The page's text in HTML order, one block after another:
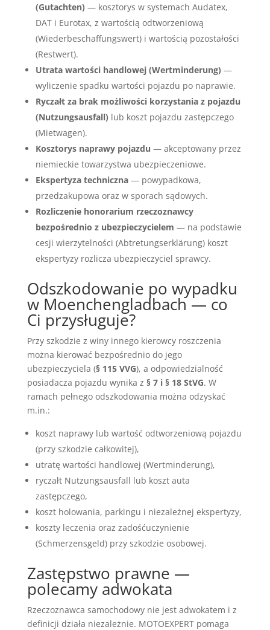
(Gutachten) — kosztorys w systemach Audatex,
DAT i Eurotax, z wartością odtworzeniową
(Wiederbeschaffungswert) i wartością pozostałości
(Restwert).
Utrata wartości handlowej (Wertminderung) —
wyliczenie spadku wartości pojazdu po naprawie.
Ryczałt za brak możliwości korzystania z pojazdu
(Nutzungsausfall) lub koszt pojazdu zastępczego
(Mietwagen).
Kosztorys naprawy pojazdu — akceptowany przez
niemieckie towarzystwa ubezpieczeniowe.
Ekspertyza techniczna— powypadkowa,
przedzakupowa oraz w sporach sądowych.
Rozliczenie honorarium rzeczoznawcy
bezpośrednio z ubezpieczycielem — na podstawie
cesji wierzytelności (Abtretungserklärung) koszt
ekspertyzy rozlicza ubezpieczyciel sprawcy.
Odszkodowanie po wypadku
w Moenchengladbach — co
Ci przysługuje?
Przy szkodzie z winy innego kierowcy roszczenia
można kierować bezpośrednio do jego
ubezpieczyciela (§ 115 VVG), a odpowiedzialność
posiadacza pojazdu wynika z § 7 i § 18 StVG. W
ramach pełnego odszkodowania można odzyskać
m.in.:
koszt naprawy lub wartość odtworzeniową pojazdu
(przy szkodzie całkowitej),
utratę wartości handlowej (Wertminderung),
ryczałt Nutzungsausfall lub koszt auta
zastępczego,
koszt holowania, parkingu i niezależnej ekspertyzy,
koszty leczenia oraz zadośćuczynienie
(Schmerzensgeld) przy szkodzie osobowej.
Zastępstwo prawne —
polecamy adwokata
Rzeczoznawca samochodowy nie jest adwokatem i z
definicji działa niezależnie. MOTOEXPERT pomaga